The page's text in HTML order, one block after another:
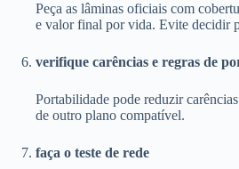
Peça as lâminas oficiais com
e valor final por vida. Evite decidir
verifique carências e regras de
Portabilidade pode reduzir
de outro plano compatível.
faça o teste de rede